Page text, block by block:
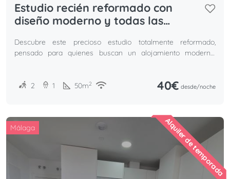
Estudio recién reformado con
diseño moderno y todas las
Descubre este precioso estudio totalmente reformado,
pensado para quienes buscan un alojamiento moderno,
2 1 50m2 40€ desde/noche
Málaga Alquiler de temporada